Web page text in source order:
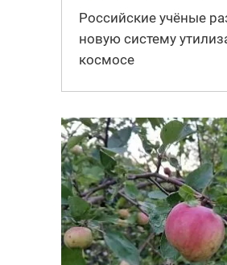
Российские учёные
новую систему
космосе